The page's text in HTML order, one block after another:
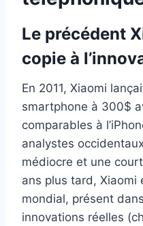
Le précédent
copie à
En 2011, Xiaomi
smartphone à 300$
comparables à
analystes
médiocre et une
ans plus tard,
mondial, présent
innovations réelles